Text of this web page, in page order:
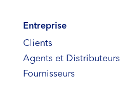
Entreprise
Clients
Agents et Distributeurs
Fournisseurs